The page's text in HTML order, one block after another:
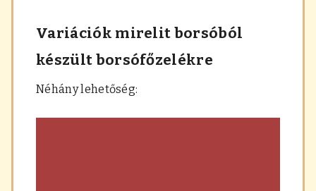
Variációk mirelit borsóból
készült borsófőzelékre
Néhány lehetőség: